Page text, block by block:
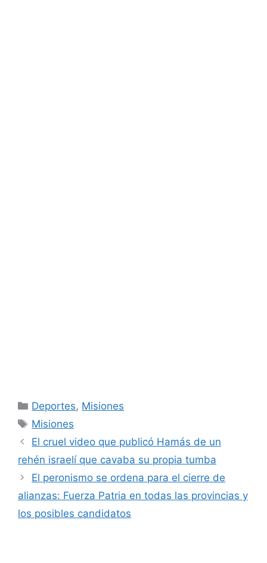
Categorías
Deportes, Misiones
Etiquetas
Misiones
El cruel video que publicó Hamás de un
rehén israelí que cavaba su propia tumba
El peronismo se ordena para el cierre de
alianzas: Fuerza Patria en todas las provincias y
los posibles candidatos